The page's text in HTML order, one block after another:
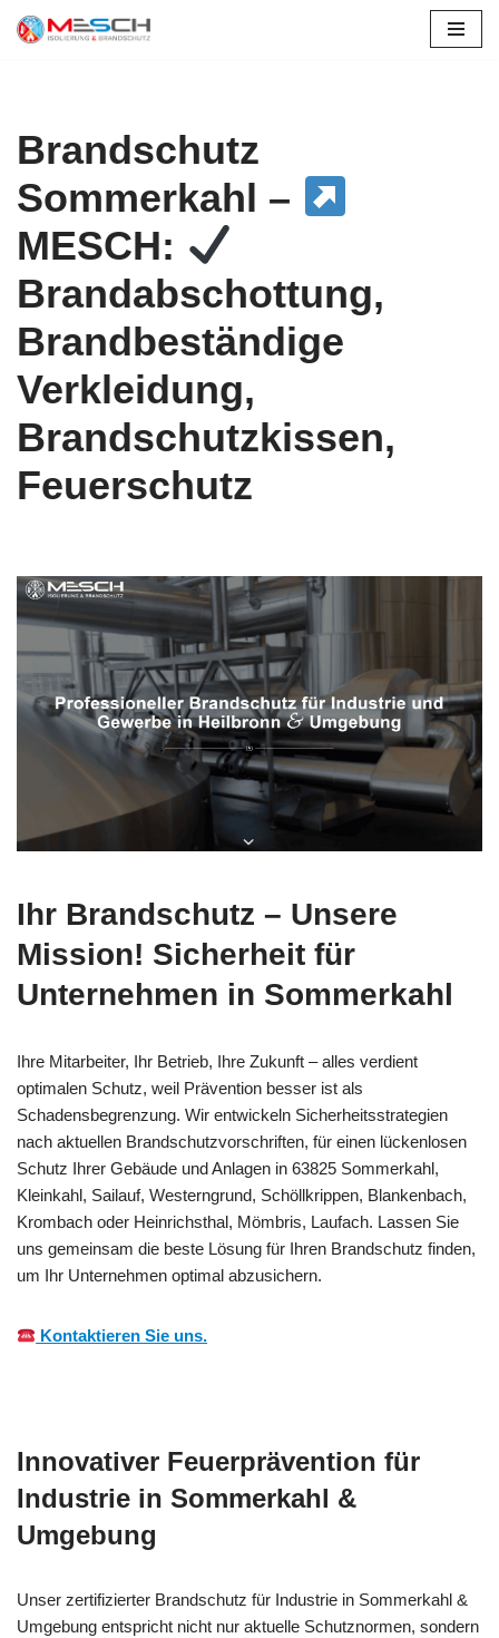
Brandschutz
Sommerkahl –
MESCH:
Brandabschottung,
Brandbeständige
Verkleidung,
Brandschutzkissen,
Feuerschutz
Ihr Brandschutz – Unsere
Mission! Sicherheit für
Unternehmen in Sommerkahl
Ihre Mitarbeiter, Ihr Betrieb, Ihre Zukunft – alles verdient
optimalen Schutz, weil Prävention besser ist als
Schadensbegrenzung. Wir entwickeln Sicherheitsstrategien
nach aktuellen Brandschutzvorschriften, für einen lückenlosen
Schutz Ihrer Gebäude und Anlagen in 63825 Sommerkahl,
Kleinkahl, Sailauf, Westerngrund, Schöllkrippen, Blankenbach,
Krombach oder Heinrichsthal, Mömbris, Laufach. Lassen Sie
uns gemeinsam die beste Lösung für Ihren Brandschutz finden,
um Ihr Unternehmen optimal abzusichern.
Kontaktieren Sie uns.
Innovativer Feuerprävention für
Industrie in Sommerkahl &
Umgebung
Unser zertifizierter Brandschutz für Industrie in Sommerkahl &
Umgebung entspricht nicht nur aktuelle Schutznormen, sondern